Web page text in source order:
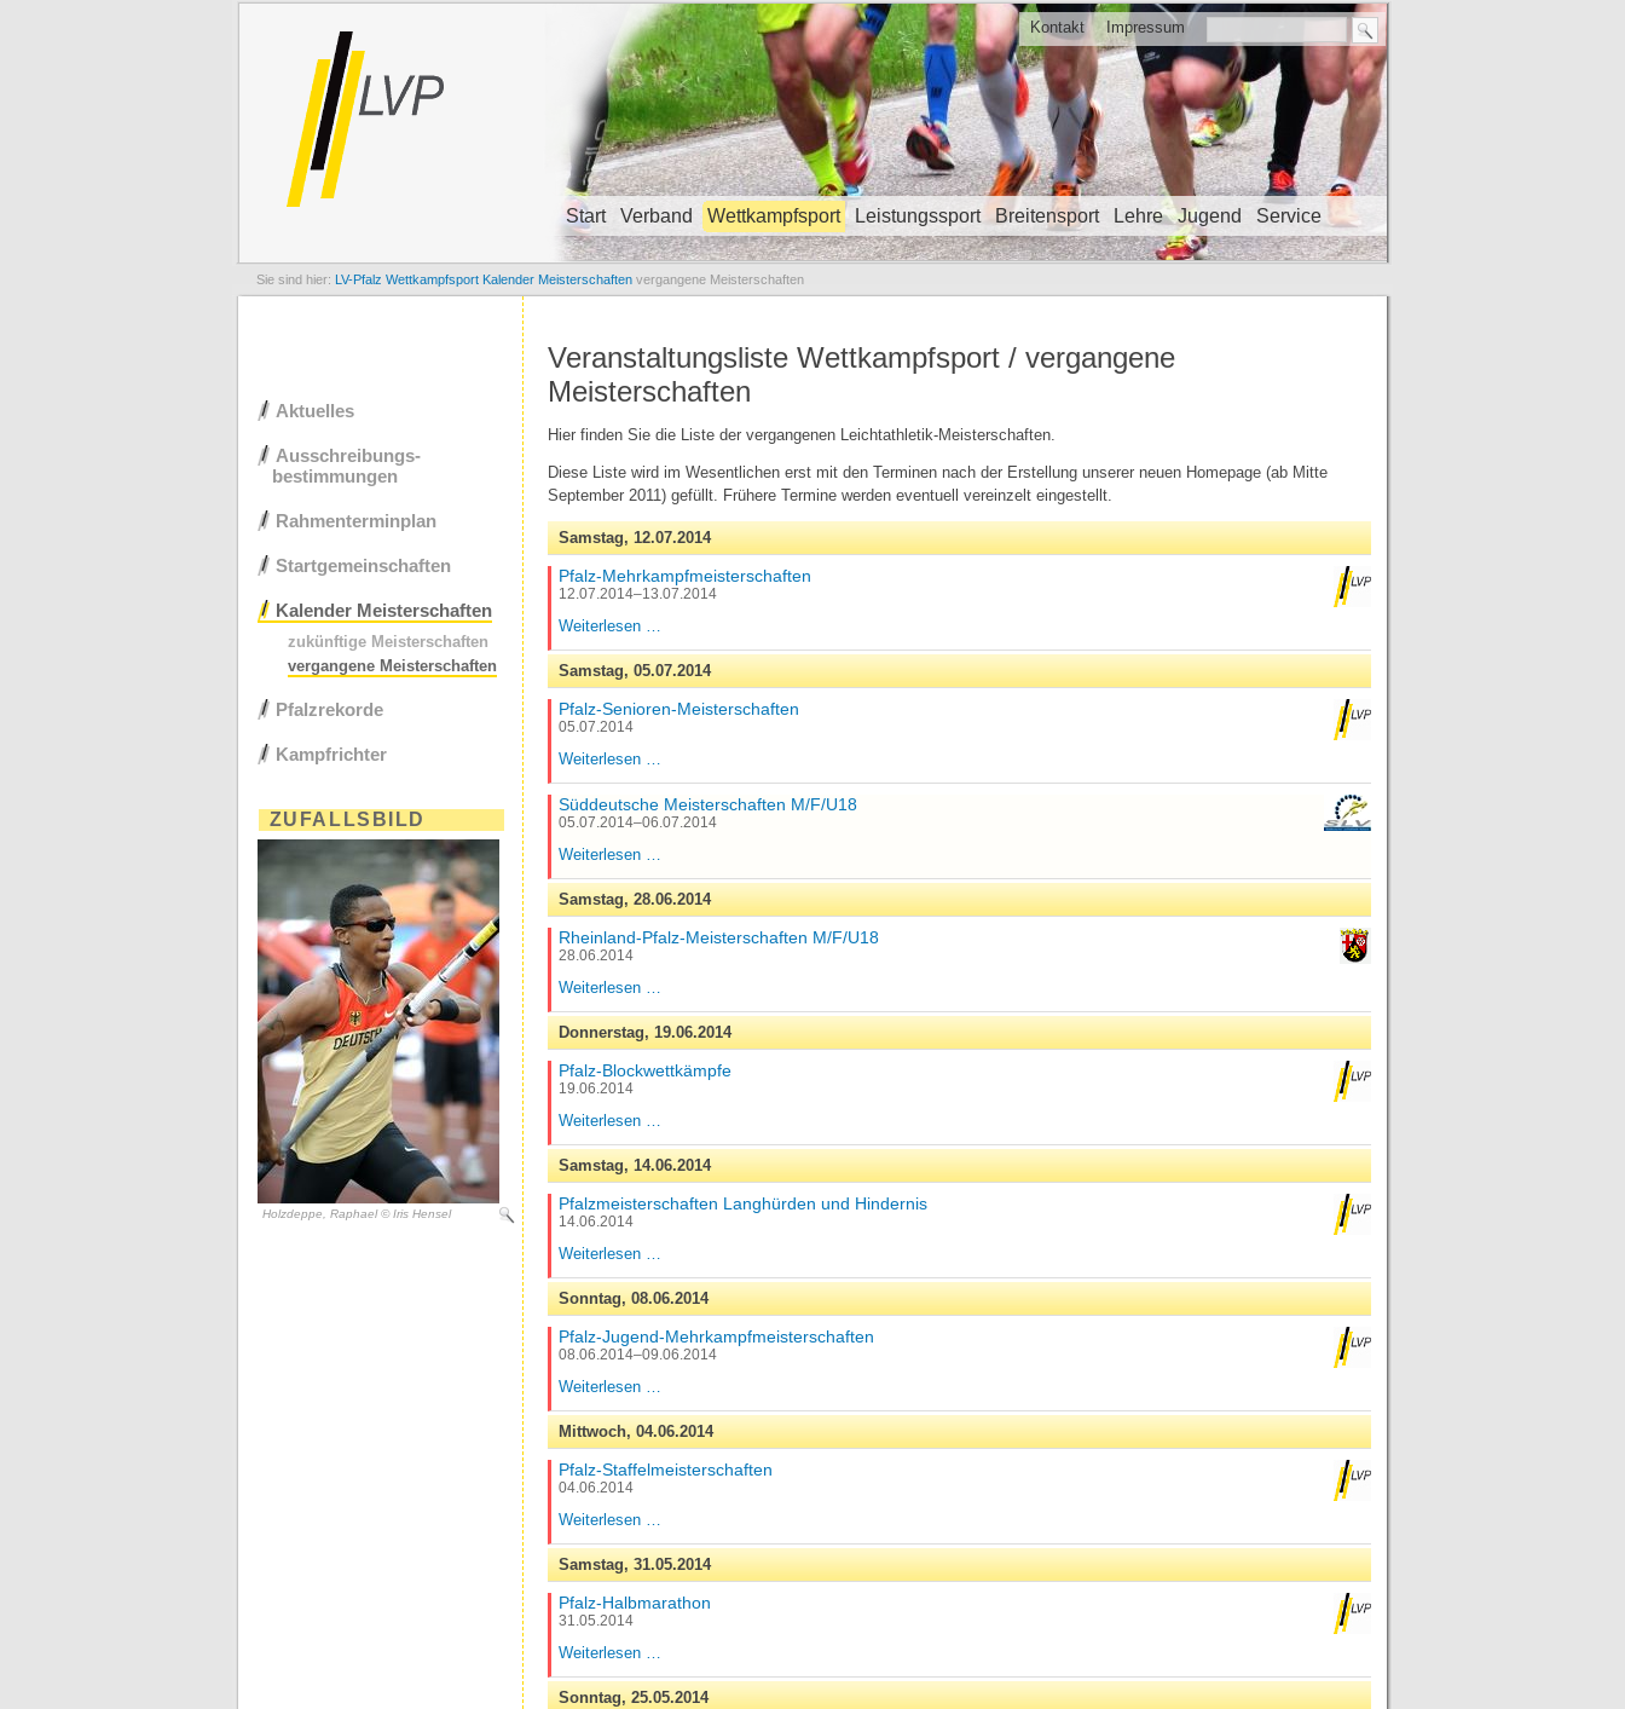
Kontakt Impressum
Navigation überspringen
Start Verband Wettkampfsport Leistungssport Breitensport Lehre Jugend Service
LV-Pfalz Wettkampfsport Kalender Meisterschaften vergangene Meisterschaften
Veranstaltungsliste Wettkampfsport / vergangene
Meisterschaften
Hier finden Sie die Liste der vergangenen Leichtathletik-Meisterschaften.
Diese Liste wird im Wesentlichen erst mit den Terminen nach der Erstellung unserer neuen Homepage (ab Mitte
September 2011) gefüllt. Frühere Termine werden eventuell vereinzelt eingestellt.
Samstag,12.07.2014
Pfalz-Mehrkampfmeisterschaften
12.07.2014–13.07.2014
Weiterlesen …
Samstag,05.07.2014
Pfalz-Senioren-Meisterschaften
05.07.2014
Weiterlesen …
Meisterschaften
Süddeutsche Meisterschaften M/F/U18
05.07.2014–06.07.2014
Weiterlesen …
M/F/U18
Samstag,28.06.2014
Rheinland-Pfalz-Meisterschaften M/F/U18
28.06.2014
Weiterlesen …
Meisterschaften
M/F/U18
Donnerstag,19.06.2014
Pfalz-Blockwettkämpfe
19.06.2014
Weiterlesen …
Samstag,14.06.2014
Pfalzmeisterschaften Langhürden und Hindernis
14.06.2014
Weiterlesen …
und
Hindernis
Sonntag,08.06.2014
Pfalz-Jugend-Mehrkampfmeisterschaften
08.06.2014–09.06.2014
Weiterlesen …
Mehrkampfmeisterschaften
Mittwoch,04.06.2014
Pfalz-Staffelmeisterschaften
04.06.2014
Weiterlesen …
Samstag,31.05.2014
Pfalz-Halbmarathon
31.05.2014
Weiterlesen …
Sonntag,25.05.2014
Navigation
überspringen
Aktuelles
Ausschreibungs-
bestimmungen
Rahmenterminplan
Startgemeinschaften
Kalender Meisterschaften
zukünftige Meisterschaften
vergangene Meisterschaften
Pfalzrekorde
Kampfrichter
ZUFALLSBILD
Holzdeppe, Raphael © Iris Hensel